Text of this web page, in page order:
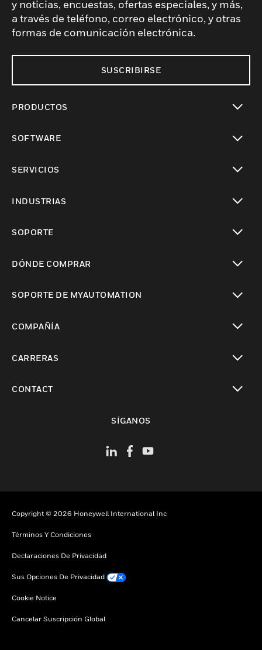
y noticias, encuestas, ofertas especiales, y más,
a través de teléfono, correo electrónico, y otras
formas de comunicación electrónica.
SUSCRIBIRSE
PRODUCTOS
SOFTWARE
SERVICIOS
INDUSTRIAS
SOPORTE
DÓNDE COMPRAR
SOPORTE DE MYAUTOMATION
COMPAÑÍA
CARRERAS
CONTACT
SÍGANOS
Copyright © 2026 Honeywell International Inc
Términos Y Condiciones
Declaraciones De Privacidad
Sus Opciones De Privacidad
Cookie Notice
Cancelar Suscripción Global